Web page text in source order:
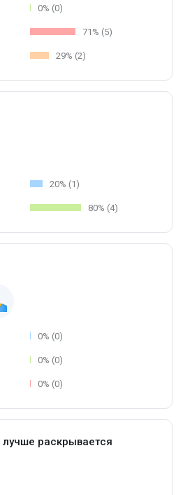
0% (0)
71% (5)
29% (2)
20% (1)
80% (4)
0% (0)
0% (0)
0% (0)
раскрывается